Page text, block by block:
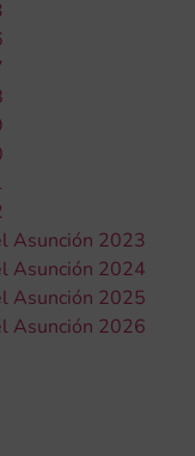
Asunción 2023
Asunción 2024
Asunción 2025
Asunción 2026